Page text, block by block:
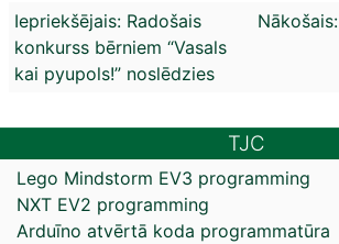
Ziņu
izvēlne
Iepriekšējais: Radošais
konkurss bērniem “Vasals
kai pyupols!” noslēdzies
Nākošais:
TJC
Lego Mindstorm EV3 programming
NXT EV2 programming
Arduīno atvērtā koda programmatūra